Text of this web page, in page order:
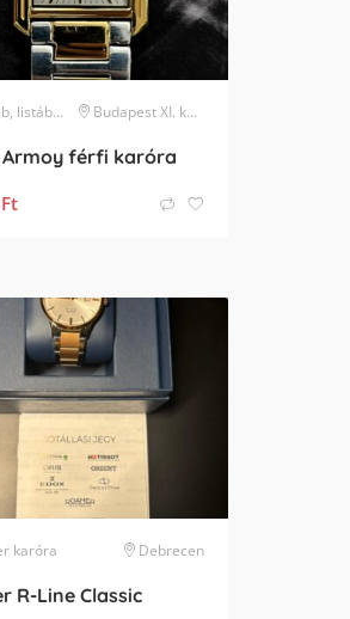
szereplő márka Budapest XI. kerület
Armoy férfi karóra
Ft
karóra Debrecen
R-Line Classic